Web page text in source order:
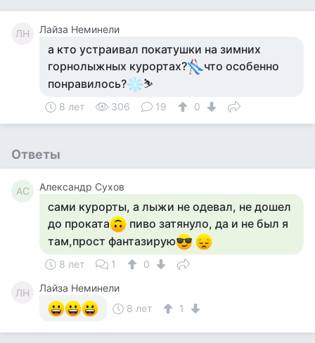
ЛН Лайза Неминели
а кто устраивал покатушки на зимних
горнолыжных курортах?
что особенно
понравилось?
⛷
8 лет 306 19 0
Ответы
АС Александр Сухов
сами курорты, а лыжи не одевал, не дошел
до проката
пиво затянуло, да и не был я
там,прост фантазирую
8 лет 1 0
ЛН
Лайза Неминели
8 лет
1